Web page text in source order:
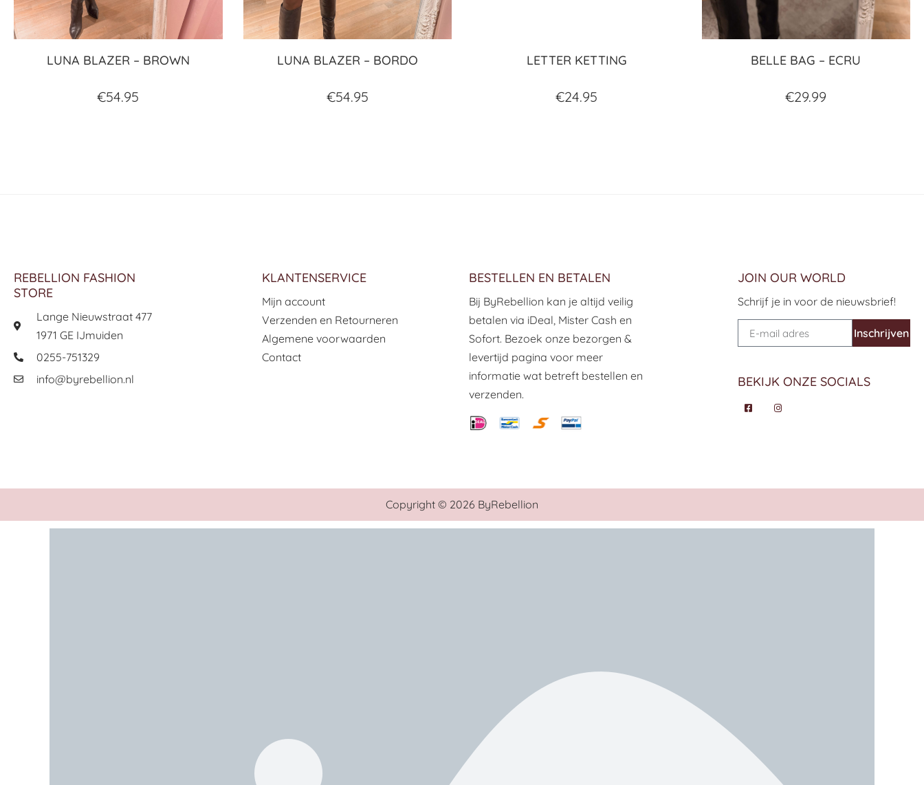
LUNA BLAZER – BROWN
€54.95
LUNA BLAZER – BORDO
€54.95
LETTER KETTING
€24.95
BELLE BAG – ECRU
€29.99
REBELLION FASHION
STORE
Lange Nieuwstraat 477
1971 GE IJmuiden
0255-751329
info@byrebellion.nl
KLANTENSERVICE
Mijn account
Verzenden en Retourneren
Algemene voorwaarden
Contact
BESTELLEN EN BETALEN
Bij ByRebellion kan je altijd veilig
betalen via iDeal, Mister Cash en
Sofort. Bezoek onze bezorgen &
levertijd pagina voor meer
informatie wat betreft bestellen en
verzenden.
JOIN OUR WORLD
Schrijf je in voor de nieuwsbrief!
Inschrijven
BEKIJK ONZE SOCIALS
Copyright © 2026 ByRebellion